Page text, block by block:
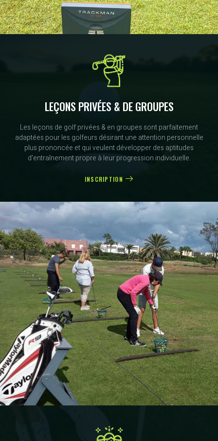
LEÇONS PRIVÉES & DE GROUPES
Les leçons de golf privées & en groupes sont parfaitement
adaptées pour les golfeurs désirant une attention personnelle
plus prononcée et qui veulent développer des aptitudes
d'entraînement propre à leur progression individuelle.
INSCRIPTION